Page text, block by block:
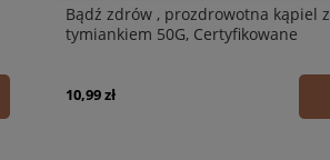
Bądź zdrów , prozdrowotna kąpiel z
tymiankiem 50G, Certyfikowane
10,99 zł